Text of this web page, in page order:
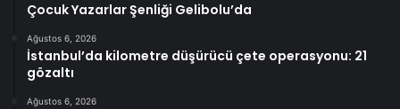
Çocuk Yazarlar Şenliği Gelibolu’da
Ağustos 6, 2026
İstanbul’da kilometre düşürücü çete operasyonu: 21
gözaltı
Ağustos 6, 2026